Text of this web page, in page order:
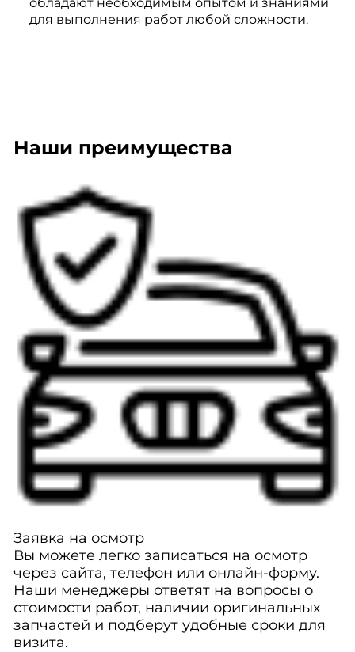
для выполнения работ любой сложности.
Наши преимущества
Заявка на осмотр
Вы можете легко записаться на осмотр
через сайта, телефон или онлайн-форму.
Наши менеджеры ответят на вопросы о
стоимости работ, наличии оригинальных
запчастей и подберут удобные сроки для
визита.